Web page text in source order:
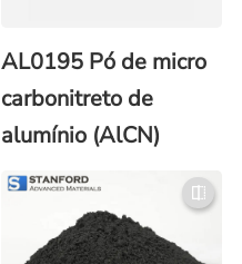
AL0195 Pó de micro
carbonitreto de
alumínio (AlCN)